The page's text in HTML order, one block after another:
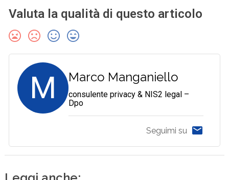
Valuta la qualità di questo articolo
M Marco Manganiello
consulente privacy & NIS2 legal –
Dpo
Seguimi su